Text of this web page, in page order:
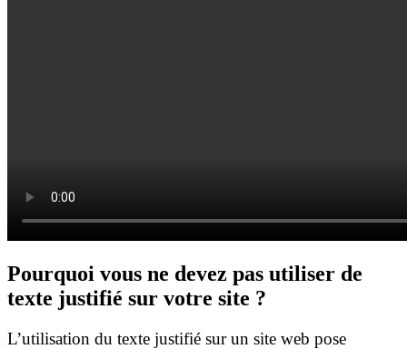
Pourquoi vous ne devez pas utiliser de
texte justifié sur votre site ?
L’utilisation du texte justifié sur un site web pose